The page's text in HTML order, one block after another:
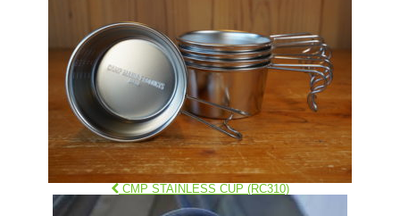
CMP STAINLESS CUP (RC310)